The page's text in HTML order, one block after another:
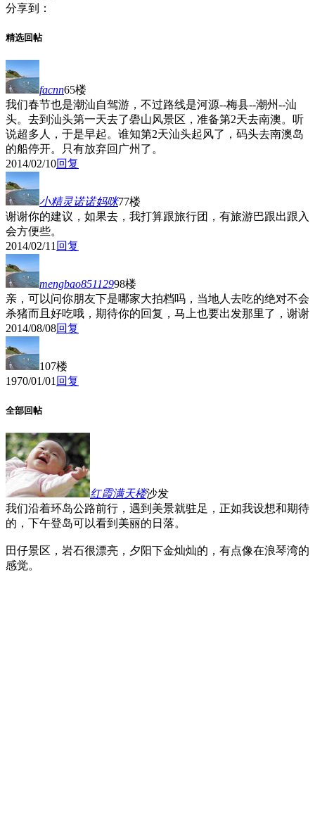
分享到：
精选回帖
facnn65楼
我们春节也是潮汕自驾游，不过路线是河源--梅县--潮州--汕
头。去到汕头第一天去了礐山风景区，准备第2天去南澳。听
说超多人，于是早起。谁知第2天汕头起风了，码头去南澳岛
的船停开。只有放弃回广州了。
2014/02/10回复
小精灵诺诺妈咪77楼
谢谢你的建议，如果去，我打算跟旅行团，有旅游巴跟出跟入
会方便些。
2014/02/11 回复
mengbao85112998楼
亲，可以问你朋友下是哪家大拍档吗，当地人去吃的绝对不会
杀猪而且好吃哦，期待你的回复，马上也要出发那里了，谢谢
2014/08/08回复
107楼
1970/01/01 回复
全部回帖
红霞满天楼沙发
我们沿着环岛公路前行，遇到美景就驻足，正如我设想和期待
的，下午登岛可以看到美丽的日落。
田仔景区，岩石很漂亮，夕阳下金灿灿的，有点像在浪琴湾的
感觉。